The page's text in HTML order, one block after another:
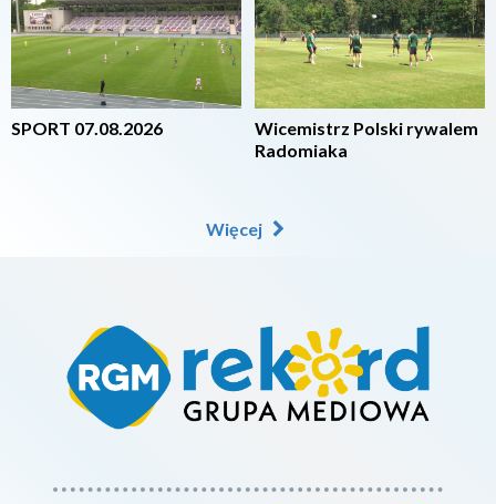
SPORT 07.08.2026
Wicemistrz Polski rywalem
Radomiaka
Więcej